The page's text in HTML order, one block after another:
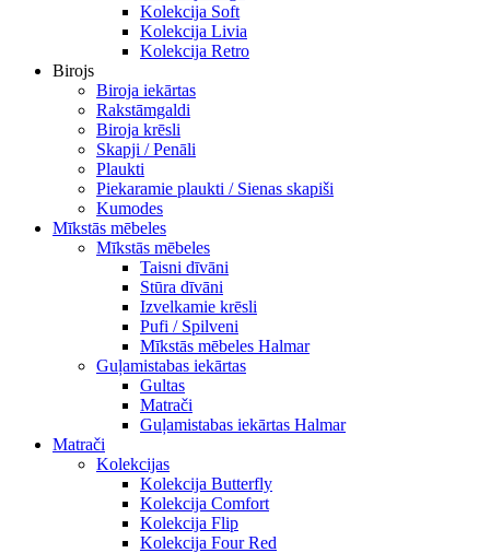
Kolekcija Soft
Kolekcija Livia
Kolekcija Retro
Birojs
Biroja iekārtas
Rakstāmgaldi
Biroja krēsli
Skapji / Penāli
Plaukti
Piekaramie plaukti / Sienas skapiši
Kumodes
Mīkstās mēbeles
Mīkstās mēbeles
Taisni dīvāni
Stūra dīvāni
Izvelkamie krēsli
Pufi / Spilveni
Mīkstās mēbeles Halmar
Guļamistabas iekārtas
Gultas
Matrači
Guļamistabas iekārtas Halmar
Matrači
Kolekcijas
Kolekcija Butterfly
Kolekcija Comfort
Kolekcija Flip
Kolekcija Four Red